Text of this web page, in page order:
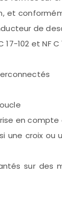
et
de
102 et NF C
en
une croix
sur